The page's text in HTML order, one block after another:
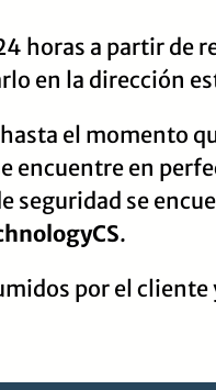
horas a partir de
en la dirección
el momento
encuentre en
seguridad se
.
por el